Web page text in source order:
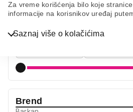
Za vreme korišćenja bilo koje
informacije na korisnikov uređaj
Saznaj više o kolačićima
Bela tehnika
IT & Gaming
Mobilni telefoni i tableti
Mali kućni aparati
Cena od Cena do
Brend